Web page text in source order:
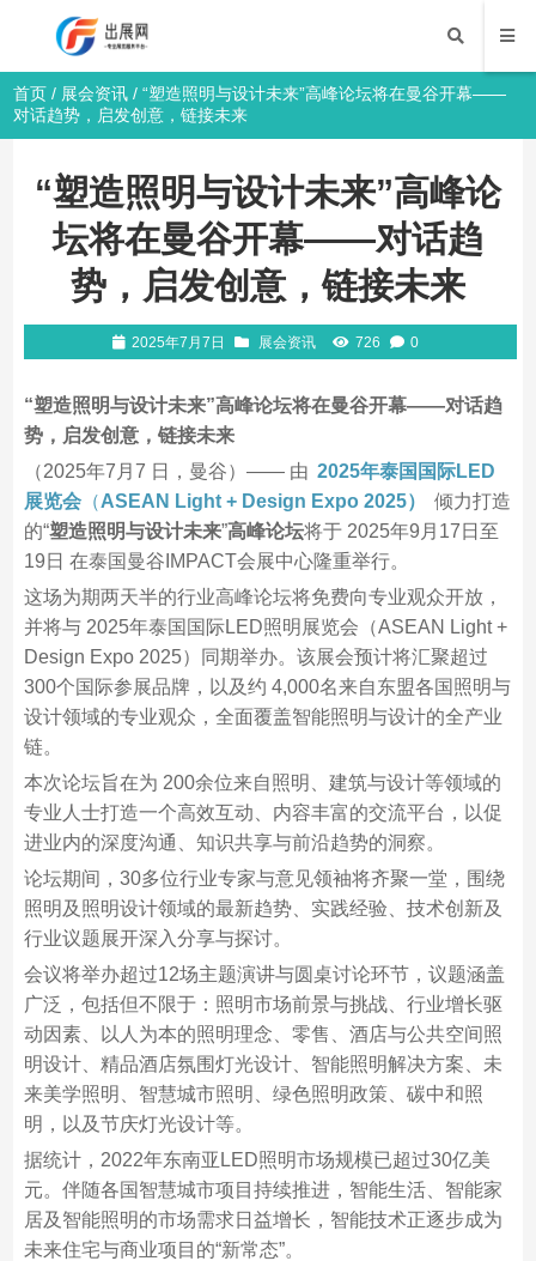
首页 / 展会资讯 / “塑造照明与设计未来”高峰论坛将在曼谷开幕——
对话趋势，启发创意，链接未来
“塑造照明与设计未来”高峰论
坛将在曼谷开幕——对话趋
势，启发创意，链接未来
2025年7月7日 展会资讯 726 0
“塑造照明与设计未来”高峰论坛将在曼谷开幕——对话趋
势，启发创意，链接未来
（2025年7月7 日，曼谷）—— 由 2025年泰国国际LED
展览会（ASEAN Light + Design Expo 2025）
倾力打造
的“塑造照明与设计未来”高峰论坛将于 2025年9月17日至
19日 在泰国曼谷IMPACT会展中心隆重举行。
这场为期两天半的行业高峰论坛将免费向专业观众开放，
并将与 2025年泰国国际LED照明展览会（ASEAN Light +
Design Expo 2025）同期举办。该展会预计将汇聚超过
300个国际参展品牌，以及约 4,000名来自东盟各国照明与
设计领域的专业观众，全面覆盖智能照明与设计的全产业
链。
本次论坛旨在为 200余位来自照明、建筑与设计等领域的
专业人士打造一个高效互动、内容丰富的交流平台，以促
进业内的深度沟通、知识共享与前沿趋势的洞察。
论坛期间，30多位行业专家与意见领袖将齐聚一堂，围绕
照明及照明设计领域的最新趋势、实践经验、技术创新及
行业议题展开深入分享与探讨。
会议将举办超过12场主题演讲与圆桌讨论环节，议题涵盖
广泛，包括但不限于：照明市场前景与挑战、行业增长驱
动因素、以人为本的照明理念、零售、酒店与公共空间照
明设计、精品酒店氛围灯光设计、智能照明解决方案、未
来美学照明、智慧城市照明、绿色照明政策、碳中和照
明，以及节庆灯光设计等。
据统计，2022年东南亚LED照明市场规模已超过30亿美
元。伴随各国智慧城市项目持续推进，智能生活、智能家
居及智能照明的市场需求日益增长，智能技术正逐步成为
未来住宅与商业项目的“新常态”。